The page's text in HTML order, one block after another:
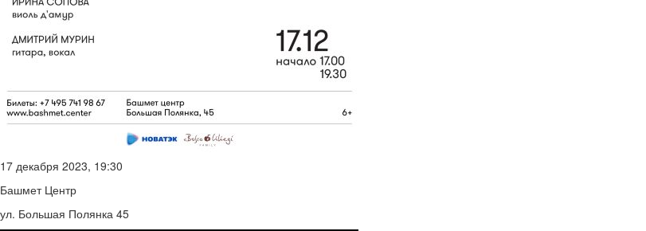
17 декабря 2023, 19:30
Башмет Центр
ул. Большая Полянка 45